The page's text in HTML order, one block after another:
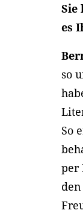
Sie
es
so
So
per